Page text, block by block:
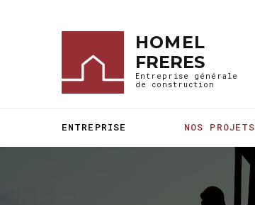
HOMEL
FRERES
Entreprise générale
de construction
ENTREPRISE NOS PROJETS